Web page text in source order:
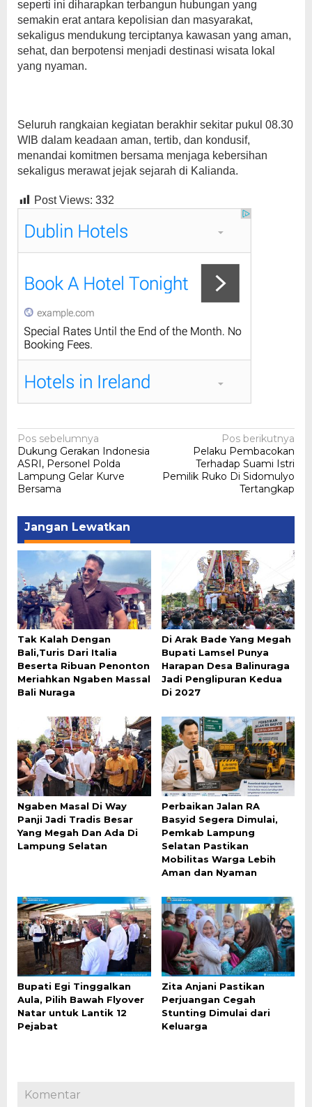
seperti ini diharapkan terbangun hubungan yang
semakin erat antara kepolisian dan masyarakat,
sekaligus mendukung terciptanya kawasan yang aman,
sehat, dan berpotensi menjadi destinasi wisata lokal
yang nyaman.
Seluruh rangkaian kegiatan berakhir sekitar pukul 08.30
WIB dalam keadaan aman, tertib, dan kondusif,
menandai komitmen bersama menjaga kebersihan
sekaligus merawat jejak sejarah di Kalianda.
Post Views: 332
Navigasi
pos
Pos sebelumnya
Dukung Gerakan Indonesia
ASRI, Personel Polda
Lampung Gelar Kurve
Bersama
Pos berikutnya
Pelaku Pembacokan
Terhadap Suami Istri
Pemilik Ruko Di Sidomulyo
Tertangkap
Jangan Lewatkan
Tak Kalah Dengan
Bali,Turis Dari Italia
Beserta Ribuan Penonton
Meriahkan Ngaben Massal
Bali Nuraga
Di Arak Bade Yang Megah
Bupati Lamsel Punya
Harapan Desa Balinuraga
Jadi Penglipuran Kedua
Di 2027
Ngaben Masal Di Way
Panji Jadi Tradis Besar
Yang Megah Dan Ada Di
Lampung Selatan
Perbaikan Jalan RA
Basyid Segera Dimulai,
Pemkab Lampung
Selatan Pastikan
Mobilitas Warga Lebih
Aman dan Nyaman
Bupati Egi Tinggalkan
Aula, Pilih Bawah Flyover
Natar untuk Lantik 12
Pejabat
Zita Anjani Pastikan
Perjuangan Cegah
Stunting Dimulai dari
Keluarga
Komentar